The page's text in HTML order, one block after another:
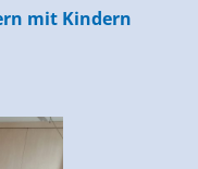
mit Kindern